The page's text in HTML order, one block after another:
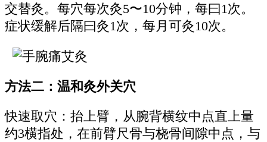
交替灸。每穴每次灸5〜10分钟，每曰1次。
症状缓解后隔曰灸1次，每月可灸10次。
方法二：温和灸外关穴
快速取穴：抬上臂，从腕背横纹中点直上量
约3横指处，在前臂尺骨与桡骨间隙中点，与